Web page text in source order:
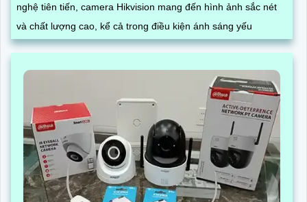
nghệ tiên tiến, camera Hikvision mang đến hình ảnh sắc nét
và chất lượng cao, kể cả trong điều kiện ánh sáng yếu